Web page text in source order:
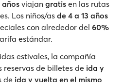
añosviajan gratis en las rutas
Los niños/as de 4 a 13 años
con alrededor del 60%
estándar.
estivales, la compañía
reservas de billetes de ida y
de ida y vuelta en el mismo